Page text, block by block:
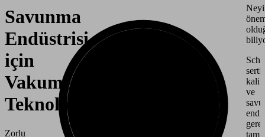
Savunma
Endüstrisi
için
Vakum
Teknolojisi
Zorlu
ve
tam